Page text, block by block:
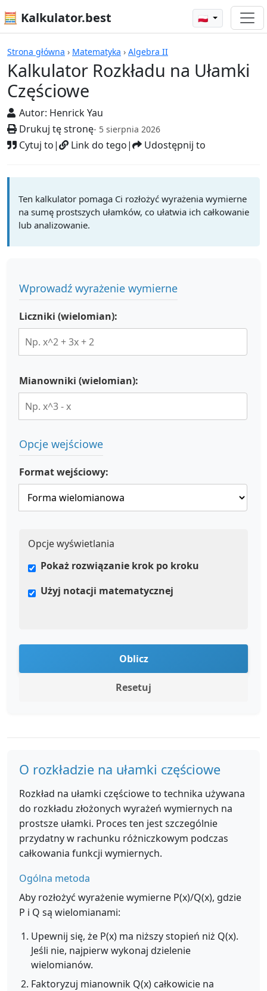
🧮 Kalkulator.best 🇵🇱
Strona główna › Matematyka › Algebra II
Kalkulator Rozkładu na Ułamki
Częściowe
Autor: Henrick Yau
Drukuj tę stronę- 5 sierpnia 2026
Cytuj to| Link do tego| Udostępnij to
Kalkulatory
Ten kalkulator pomaga Ci rozłożyć wyrażenia wymierne
na sumę prostszych ułamków, co ułatwia ich całkowanie
lub analizowanie.
Wprowadź wyrażenie wymierne
Liczniki (wielomian):
Mianowniki (wielomian):
Opcje wejściowe
Format wejściowy:
Opcje wyświetlania
Pokaż rozwiązanie krok po kroku
Użyj notacji matematycznej
Oblicz
Resetuj
O rozkładzie na ułamki częściowe
Rozkład na ułamki częściowe to technika używana
do rozkładu złożonych wyrażeń wymiernych na
prostsze ułamki. Proces ten jest szczególnie
przydatny w rachunku różniczkowym podczas
całkowania funkcji wymiernych.
Ogólna metoda
Aby rozłożyć wyrażenie wymierne P(x)/Q(x), gdzie
P i Q są wielomianami:
Upewnij się, że P(x) ma niższy stopień niż Q(x).
Jeśli nie, najpierw wykonaj dzielenie
wielomianów.
Faktoryzuj mianownik Q(x) całkowicie na